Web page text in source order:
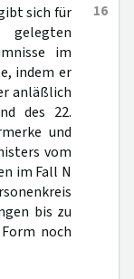
16
sich für
im
indem er
anläßlich
des 22.
und
vom
im Fall N
bis zu
noch